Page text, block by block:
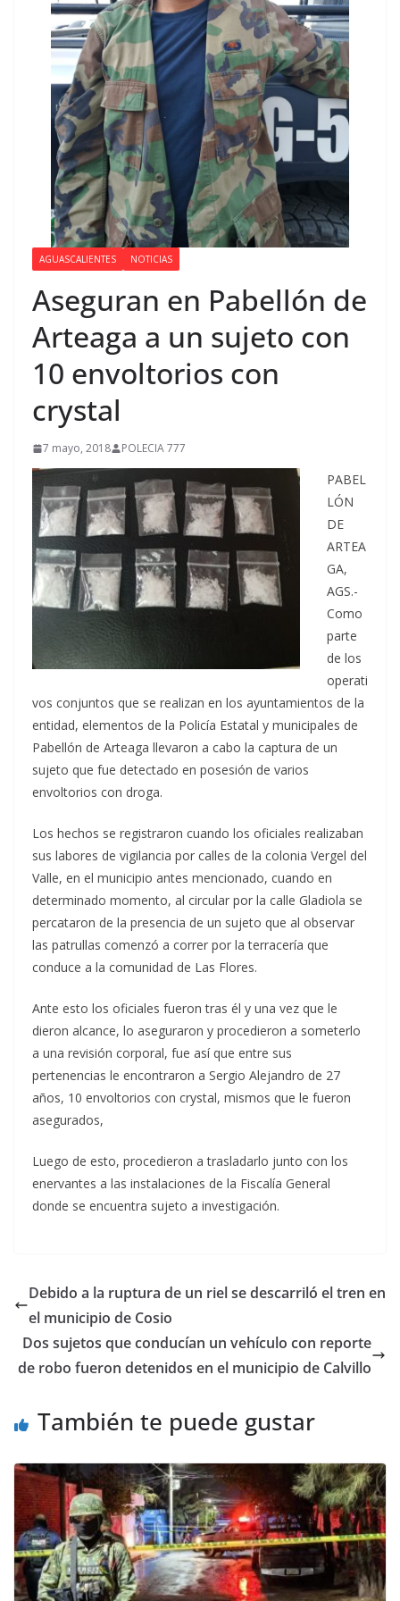
AGUASCALIENTES NOTICIAS
Aseguran en Pabellón de
Arteaga a un sujeto con
10 envoltorios con
crystal
7 mayo, 2018 POLECIA 777
PABEL
LÓN
DE
ARTEA
GA,
AGS.-
Como
parte
de los
operati
vos conjuntos que se realizan en los ayuntamientos de la
entidad, elementos de la Policía Estatal y municipales de
Pabellón de Arteaga llevaron a cabo la captura de un
sujeto que fue detectado en posesión de varios
envoltorios con droga.
Los hechos se registraron cuando los oficiales realizaban
sus labores de vigilancia por calles de la colonia Vergel del
Valle, en el municipio antes mencionado, cuando en
determinado momento, al circular por la calle Gladiola se
percataron de la presencia de un sujeto que al observar
las patrullas comenzó a correr por la terracería que
conduce a la comunidad de Las Flores.
Ante esto los oficiales fueron tras él y una vez que le
dieron alcance, lo aseguraron y procedieron a someterlo
a una revisión corporal, fue así que entre sus
pertenencias le encontraron a Sergio Alejandro de 27
años, 10 envoltorios con crystal, mismos que le fueron
asegurados,
Luego de esto, procedieron a trasladarlo junto con los
enervantes a las instalaciones de la Fiscalía General
donde se encuentra sujeto a investigación.
Debido a la ruptura de un riel se descarriló el tren en
el municipio de Cosio
Dos sujetos que conducían un vehículo con reporte
de robo fueron detenidos en el municipio de Calvillo
También te puede gustar